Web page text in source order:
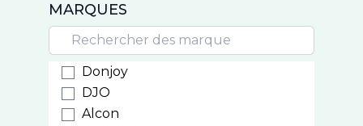
MARQUES
Donjoy
DJO
Alcon